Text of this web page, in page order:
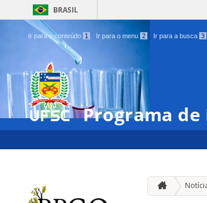
BRASIL
Ir para o conteúdo 1 Ir para o menu 2 Ir para a busca 3
Programa